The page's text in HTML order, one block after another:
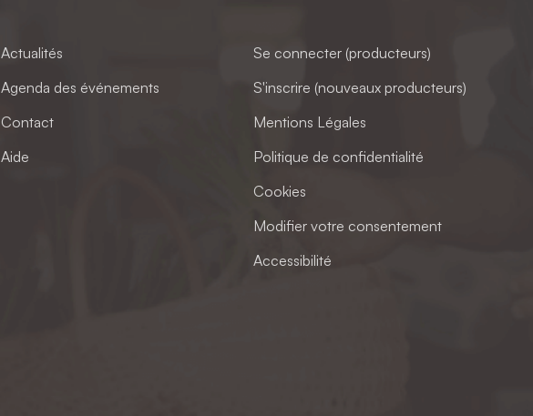
Actualités
Agenda des événements
Contact
Aide
Se connecter (producteurs)
S'inscrire (nouveaux producteurs)
Mentions Légales
Politique de confidentialité
Cookies
Modifier votre consentement
Accessibilité